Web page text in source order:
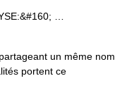
…
un même nom.
portent ce